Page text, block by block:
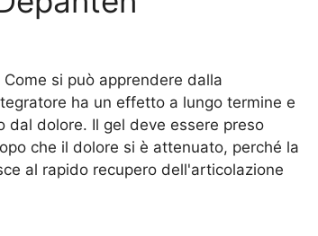
si può apprendere dalla
ha un effetto a lungo termine e
dal dolore. Il gel deve essere preso
che il dolore si è attenuato, perché la
al rapido recupero dell'articolazione